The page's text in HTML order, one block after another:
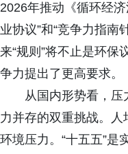
2026年推动《循环经
业协议”和“竞争力指
来“规则”将不止是环
争力提出了更高要求。
从国内形势看，
力并存的双重挑战。
环境压力。“十五五”